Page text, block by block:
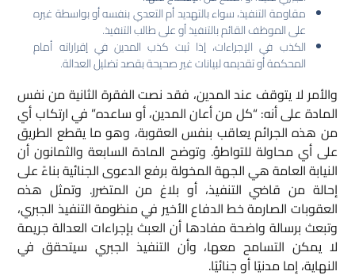
مقاومة التنفيذ، سواء بالتهديد أم التعدي بنفسه أو بواسطة غيره
على الموظف القائم بالتنفيذ أو على طالب التنفيذ.
الكذب في الإجراءات، إذا ثبت كذب المدين في إقراراته أمام
المحكمة أو تقديمه لبيانات غير صحيحة بقصد تضليل العدالة.
والأمر لا يتوقف عند المدين، فقد نصت الفقرة الثانية من نفس
المادة على أنه: “كل من أعان المدين، أو ساعده” في ارتكاب أي
من هذه الجرائم يعاقب بنفس العقوبة، وهو ما يقطع الطريق
على أي محاولة للتواطؤ. وتوضح المادة السابعة والثمانون أن
النيابة العامة هي الجهة المخولة برفع الدعوى الجنائية بناءً على
إحالة من قاضي التنفيذ، أو بلاغ من المتضرر. وتمثل هذه
العقوبات الصارمة خط الدفاع الأخير في منظومة التنفيذ الجبري،
وتبعث برسالة واضحة مفادها أن العبث بإجراءات العدالة جريمة
لا يمكن التسامح معها، وأن التنفيذ الجبري سيتحقق في
النهاية، إما مدنيًا أو جنائيًا.​